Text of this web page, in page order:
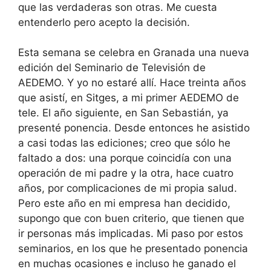
que las verdaderas son otras. Me cuesta
entenderlo pero acepto la decisión.
Esta semana se celebra en Granada una nueva
edición del Seminario de Televisión de
AEDEMO. Y yo no estaré allí. Hace treinta años
que asistí, en Sitges, a mi primer AEDEMO de
tele. El año siguiente, en San Sebastián, ya
presenté ponencia. Desde entonces he asistido
a casi todas las ediciones; creo que sólo he
faltado a dos: una porque coincidía con una
operación de mi padre y la otra, hace cuatro
años, por complicaciones de mi propia salud.
Pero este año en mi empresa han decidido,
supongo que con buen criterio, que tienen que
ir personas más implicadas. Mi paso por estos
seminarios, en los que he presentado ponencia
en muchas ocasiones e incluso he ganado el